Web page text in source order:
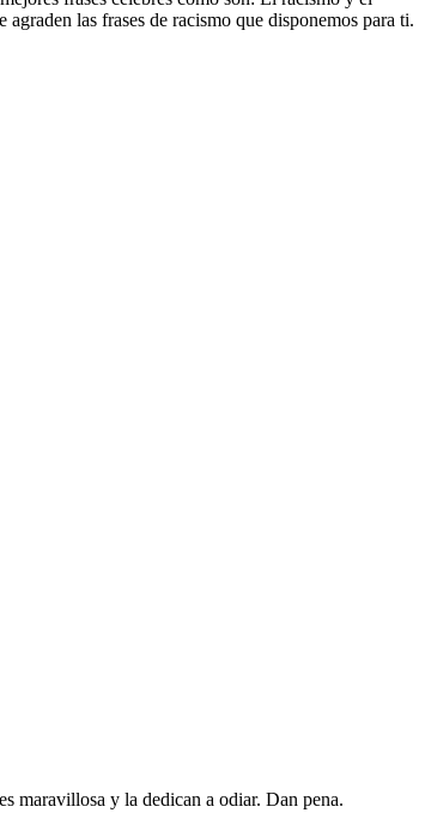
las frases de racismo que disponemos para ti.
maravillosa y la dedican a odiar. Dan pena.